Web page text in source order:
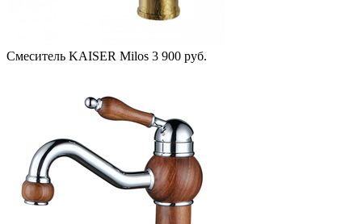
Смеситель KAISER Milos 3 900 руб.